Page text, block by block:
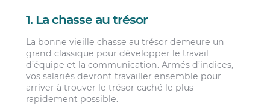
1. La chasse au trésor
La bonne vieille chasse au trésor demeure un
grand classique pour développer le travail
d’équipe et la communication. Armés d’indices,
vos salariés devront travailler ensemble pour
arriver à trouver le trésor caché le plus
rapidement possible.